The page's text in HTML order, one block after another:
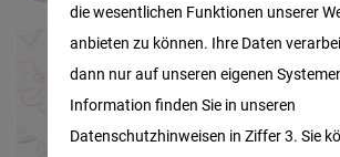
die wesentlichen Funktionen unserer
anbieten zu können. Ihre Daten
dann nur auf unseren eigenen
Information finden Sie in unseren
Datenschutzhinweisen in Ziffer 3. Sie
Facebook
Embed
Twitter
Embed